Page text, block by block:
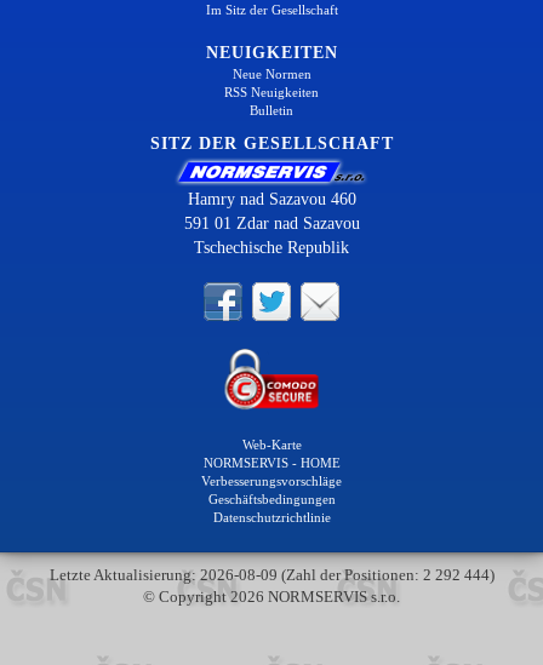
Im Sitz der Gesellschaft
NEUIGKEITEN
Neue Normen
RSS Neuigkeiten
Bulletin
SITZ DER GESELLSCHAFT
Hamry nad Sazavou 460
591 01 Zdar nad Sazavou
Tschechische Republik
Web-Karte
NORMSERVIS - HOME
Verbesserungsvorschläge
Geschäftsbedingungen
Datenschutzrichtlinie
Letzte Aktualisierung: 2026-08-09 (Zahl der Positionen: 2 292 444)
© Copyright 2026 NORMSERVIS s.r.o.